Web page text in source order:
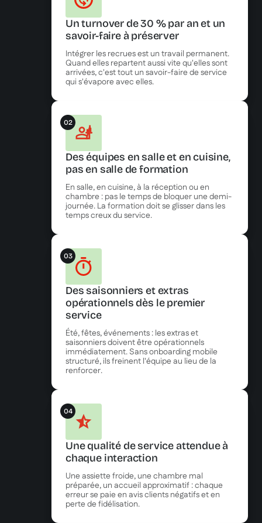
Un turnover de 30 % par an et un
savoir-faire à préserver
Intégrer les recrues est un travail permanent.
Quand elles repartent aussi vite qu'elles sont
arrivées, c'est tout un savoir-faire de service
qui s'évapore avec elles.
02
Des équipes en salle et en cuisine,
pas en salle de formation
En salle, en cuisine, à la réception ou en
chambre : pas le temps de bloquer une demi-
journée. La formation doit se glisser dans les
temps creux du service.
03
Des saisonniers et extras
opérationnels dès le premier
service
Été, fêtes, événements : les extras et
saisonniers doivent être opérationnels
immédiatement. Sans onboarding mobile
structuré, ils freinent l'équipe au lieu de la
renforcer.
04
Une qualité de service attendue à
chaque interaction
Une assiette froide, une chambre mal
préparée, un accueil approximatif : chaque
erreur se paie en avis clients négatifs et en
perte de fidélisation.